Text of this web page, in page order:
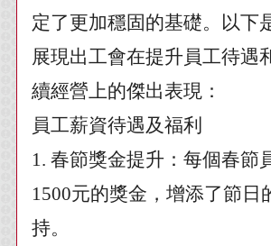
定了更加穩固的基礎。以下
展現出工會在提升員工待遇
續經營上的傑出表現：
員工薪資待遇及福利
1.春節獎金提升：每個春節
1500元的獎金，增添了節日
持。